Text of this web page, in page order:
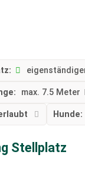
max. 7.5 Meter
Hunde:
Stellplatz